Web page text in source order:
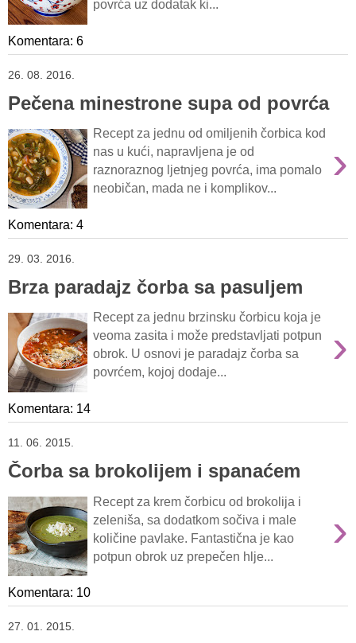
povrća uz dodatak ki...
Komentara: 6
26. 08. 2016.
Pečena minestrone supa od povrća
›
Recept za jednu od omiljenih čorbica kod
nas u kući, napravljena je od
raznoraznog ljetnjeg povrća, ima pomalo
neobičan, mada ne i komplikov...
Komentara: 4
29. 03. 2016.
Brza paradajz čorba sa pasuljem
›
Recept za jednu brzinsku čorbicu koja je
veoma zasita i može predstavljati potpun
obrok. U osnovi je paradajz čorba sa
povrćem, kojoj dodaje...
Komentara: 14
11. 06. 2015.
Čorba sa brokolijem i spanaćem
›
Recept za krem čorbicu od brokolija i
zeleniša, sa dodatkom sočiva i male
količine pavlake. Fantastična je kao
potpun obrok uz prepečen hlje...
Komentara: 10
27. 01. 2015.